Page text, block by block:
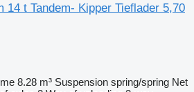
14 t Tandem- Kipper Tieflader 5,70
8.28 m³ Suspension spring/spring Net